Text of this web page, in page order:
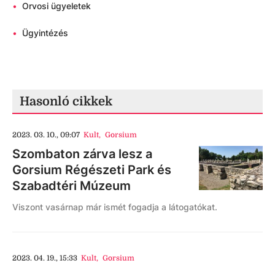
• Orvosi ügyeletek
• Ügyintézés
Hasonló cikkek
2023. 03. 10., 09:07 Kult, Gorsium
Szombaton zárva lesz a
Gorsium Régészeti Park és
Szabadtéri Múzeum
Viszont vasárnap már ismét fogadja a látogatókat.
2023. 04. 19., 15:33 Kult, Gorsium